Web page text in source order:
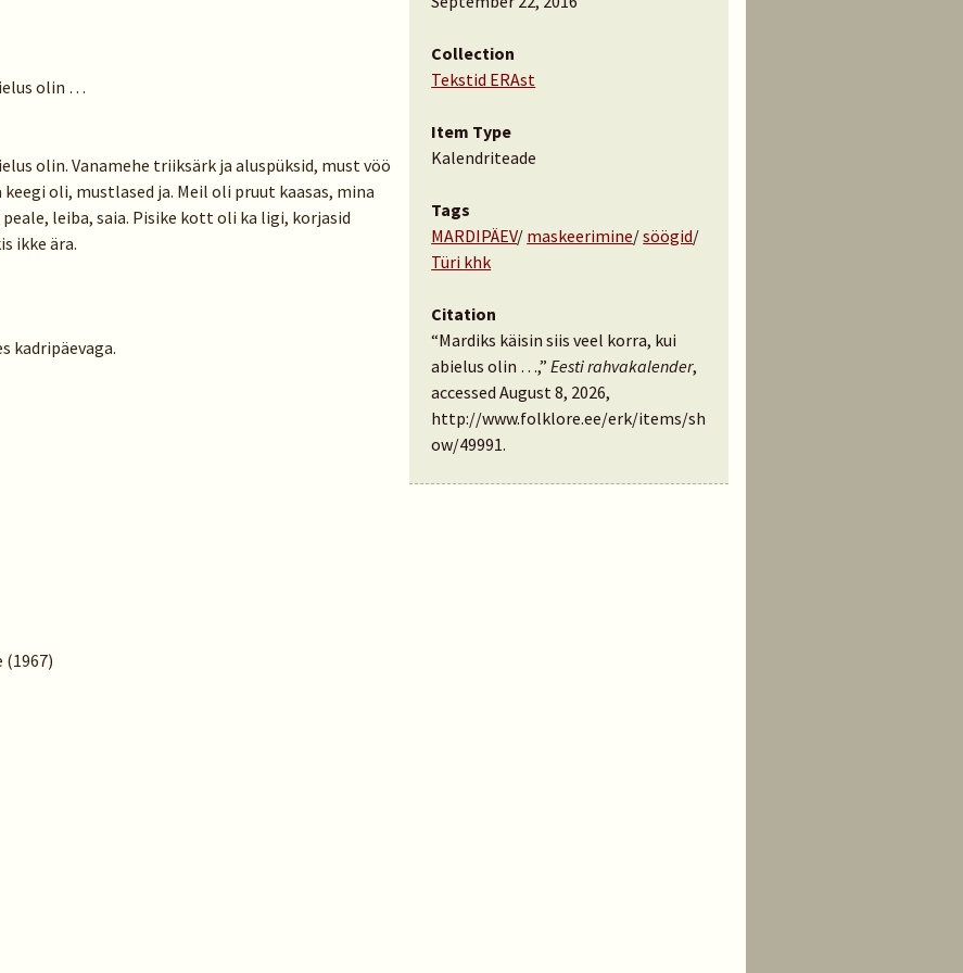
olin …
olin. Vanamehe triiksärk ja aluspüksid, must vöö
keegi oli, mustlased ja. Meil oli pruut kaasas, mina
leiba, saia. Pisike kott oli ka ligi, korjasid
ikke ära.
kadripäevaga.
(1967)
Collection
Tekstid ERAst
Item Type
Kalendriteade
Tags
MARDIPÄEV/ maskeerimine/söögid/
Türi khk
Citation
“Mardiks käisin siis veel korra, kui
abielus olin …,”Eesti rahvakalender,
accessed August 8, 2026,
http://www.folklore.ee/erk/items/sh
ow/49991.